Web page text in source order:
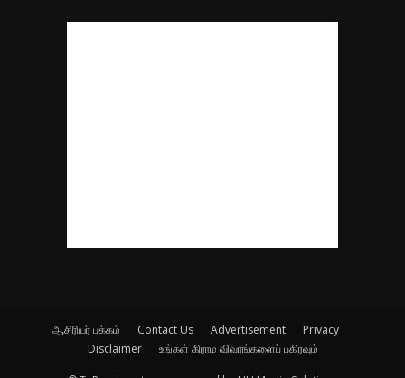
ஆசிரியர் பக்கம் Contact Us Advertisement
Privacy
Disclaimer
உங்கள் கிராம விவரங்களைப் பகிரவும்